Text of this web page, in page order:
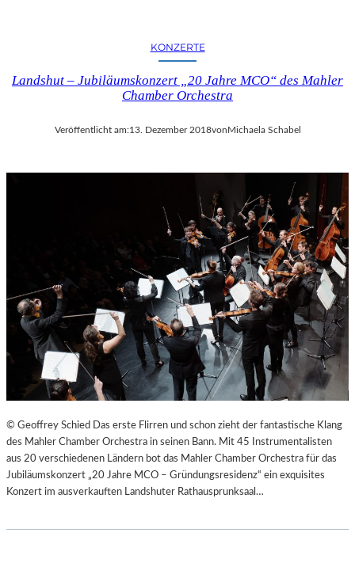
KONZERTE
Landshut – Jubiläumskonzert „20 Jahre MCO“ des Mahler
Chamber Orchestra
Veröffentlicht am:13. Dezember 2018von Michaela Schabel
© Geoffrey Schied Das erste Flirren und schon zieht der fantastische Klang
des Mahler Chamber Orchestra in seinen Bann. Mit 45 Instrumentalisten
aus 20 verschiedenen Ländern bot das Mahler Chamber Orchestra für das
Jubiläumskonzert „20 Jahre MCO – Gründungsresidenz“ ein exquisites
Konzert im ausverkauften Landshuter Rathausprunksaal…